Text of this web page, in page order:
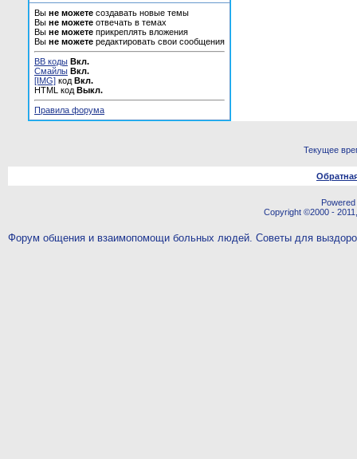
Вы не можете создавать новые темы
Вы не можете отвечать в темах
Вы не можете прикреплять вложения
Вы не можете редактировать свои сообщения
BB коды Вкл.
Смайлы Вкл.
[IMG] код Вкл.
HTML код Выкл.
Правила форума
Текущее
Copyright ©2000 -
Форум общения и взаимопомощи больных людей. Советы для